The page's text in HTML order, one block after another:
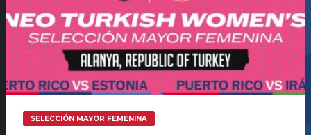
SELECCIÓN MAYOR FEMENINA